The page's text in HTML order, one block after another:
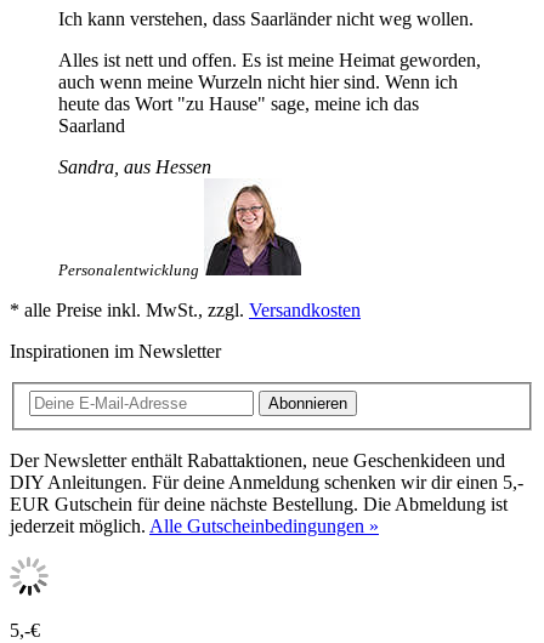
Ich kann verstehen, dass Saarländer nicht weg wollen.
Alles ist nett und offen. Es ist meine Heimat geworden,
auch wenn meine Wurzeln nicht hier sind. Wenn ich
heute das Wort "zu Hause" sage, meine ich das
Saarland
Sandra, aus Hessen
Personalentwicklung
* alle Preise inkl. MwSt., zzgl. Versandkosten
Inspirationen im Newsletter
Abonnieren
Der Newsletter enthält Rabattaktionen, neue Geschenkideen und
DIY Anleitungen. Für deine Anmeldung schenken wir dir einen 5,-
EUR Gutschein für deine nächste Bestellung. Die Abmeldung ist
jederzeit möglich. Alle Gutscheinbedingungen »
5,-€